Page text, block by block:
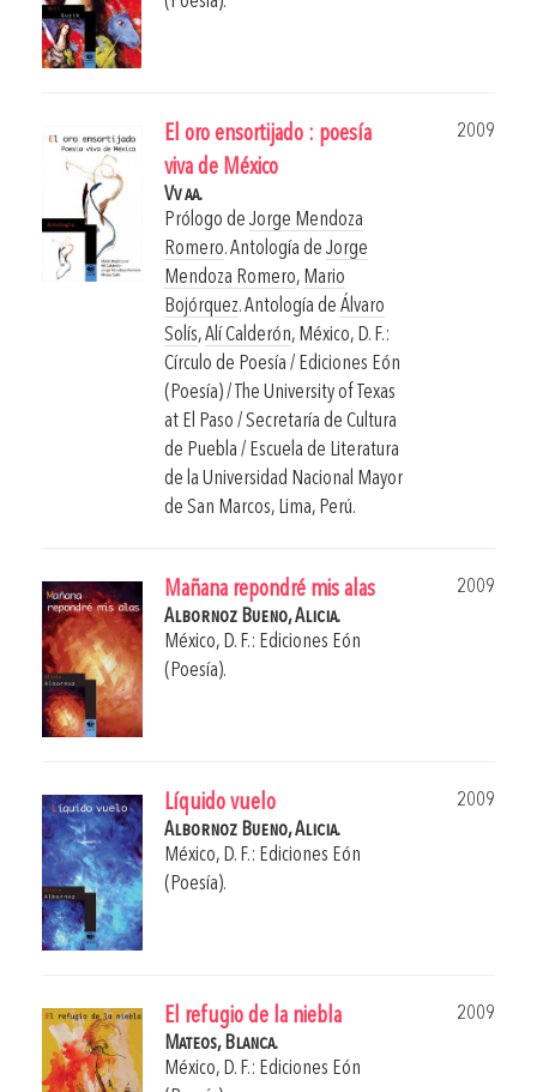
El oro ensortijado : poesía
viva de México
2009
Vv aa.
Prólogo de Jorge Mendoza
Romero. Antología de Jorge
Mendoza Romero, Mario
Bojórquez. Antología de Álvaro
Solís,Alí Calderón, México, D. F.:
Círculo de Poesía / Ediciones Eón
(Poesía) / The University of Texas
at El Paso / Secretaría de Cultura
de Puebla / Escuela de Literatura
de la Universidad Nacional Mayor
de San Marcos, Lima, Perú.
Mañana repondré mis alas
2009
Albornoz Bueno, Alicia.
México, D. F.: Ediciones Eón
(Poesía).
Líquido vuelo
2009
Albornoz Bueno, Alicia.
México, D. F.: Ediciones Eón
(Poesía).
El refugio de la niebla
2009
Mateos, Blanca.
México, D. F.: Ediciones Eón